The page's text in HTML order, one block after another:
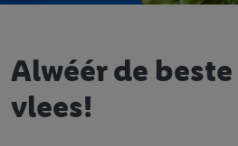
Alwéér de
vlees!